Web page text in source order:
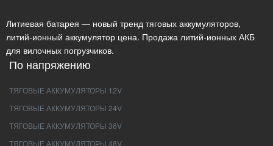
Литиевая батарея — новый тренд тяговых аккумуляторов,
литий-ионный аккумулятор цена. Продажа литий-ионных АКБ
для вилочных погрузчиков.
По напряжению
ТЯГОВЫЕ АККУМУЛЯТОРЫ 12V
ТЯГОВЫЕ АККУМУЛЯТОРЫ 24V
ТЯГОВЫЕ АККУМУЛЯТОРЫ 36V
ТЯГОВЫЕ АККУМУЛЯТОРЫ 48V